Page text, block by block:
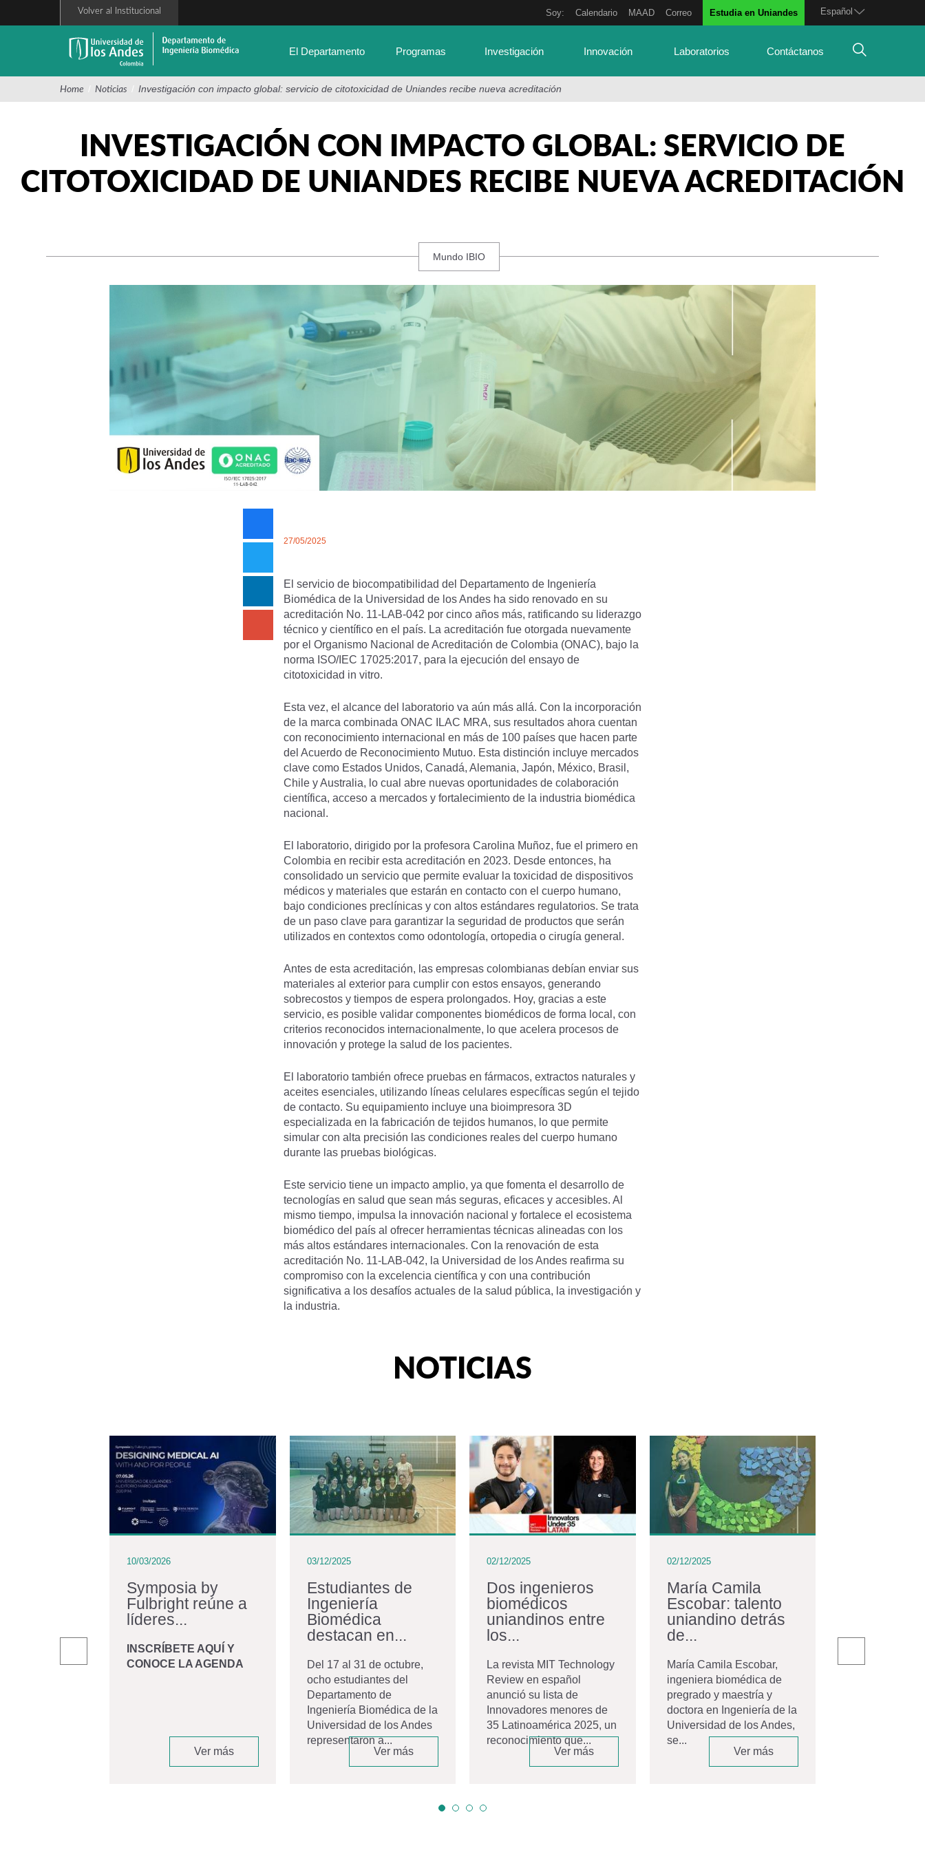
Español
Soy: Calendario MAAD Correo Estudia en Uniandes
Volver al Institucional
El Departamento Programas Investigación Innovación Laboratorios Contáctanos
Home / Noticias / Investigación con impacto global: servicio de citotoxicidad de Uniandes recibe nueva acreditación
INVESTIGACIÓN CON IMPACTO GLOBAL: SERVICIO DE
CITOTOXICIDAD DE UNIANDES RECIBE NUEVA ACREDITACIÓN
Mundo IBIO
27/05/2025
El servicio de biocompatibilidad del Departamento de Ingeniería
Biomédica de la Universidad de los Andes ha sido renovado en su
acreditación No. 11-LAB-042 por cinco años más, ratificando su liderazgo
técnico y científico en el país. La acreditación fue otorgada nuevamente
por el Organismo Nacional de Acreditación de Colombia (ONAC), bajo la
norma ISO/IEC 17025:2017, para la ejecución del ensayo de
citotoxicidad in vitro.
Esta vez, el alcance del laboratorio va aún más allá. Con la incorporación
de la marca combinada ONAC ILAC MRA, sus resultados ahora cuentan
con reconocimiento internacional en más de 100 países que hacen parte
del Acuerdo de Reconocimiento Mutuo. Esta distinción incluye mercados
clave como Estados Unidos, Canadá, Alemania, Japón, México, Brasil,
Chile y Australia, lo cual abre nuevas oportunidades de colaboración
científica, acceso a mercados y fortalecimiento de la industria biomédica
nacional.
El laboratorio, dirigido por la profesora Carolina Muñoz, fue el primero en
Colombia en recibir esta acreditación en 2023. Desde entonces, ha
consolidado un servicio que permite evaluar la toxicidad de dispositivos
médicos y materiales que estarán en contacto con el cuerpo humano,
bajo condiciones preclínicas y con altos estándares regulatorios. Se trata
de un paso clave para garantizar la seguridad de productos que serán
utilizados en contextos como odontología, ortopedia o cirugía general.
Antes de esta acreditación, las empresas colombianas debían enviar sus
materiales al exterior para cumplir con estos ensayos, generando
sobrecostos y tiempos de espera prolongados. Hoy, gracias a este
servicio, es posible validar componentes biomédicos de forma local, con
criterios reconocidos internacionalmente, lo que acelera procesos de
innovación y protege la salud de los pacientes.
El laboratorio también ofrece pruebas en fármacos, extractos naturales y
aceites esenciales, utilizando líneas celulares específicas según el tejido
de contacto. Su equipamiento incluye una bioimpresora 3D
especializada en la fabricación de tejidos humanos, lo que permite
simular con alta precisión las condiciones reales del cuerpo humano
durante las pruebas biológicas.
Este servicio tiene un impacto amplio, ya que fomenta el desarrollo de
tecnologías en salud que sean más seguras, eficaces y accesibles. Al
mismo tiempo, impulsa la innovación nacional y fortalece el ecosistema
biomédico del país al ofrecer herramientas técnicas alineadas con los
más altos estándares internacionales. Con la renovación de esta
acreditación No. 11-LAB-042, la Universidad de los Andes reafirma su
compromiso con la excelencia científica y con una contribución
significativa a los desafíos actuales de la salud pública, la investigación y
la industria.
NOTICIAS
Giraldo
10/03/2026
Symposia by
Fulbright reúne a
líderes...
INSCRÍBETE AQUÍ Y
CONOCE LA AGENDA
Ver más
03/12/2025
Estudiantes de
Ingeniería
Biomédica
destacan en...
Del 17 al 31 de octubre,
ocho estudiantes del
Departamento de
Ingeniería Biomédica de la
Universidad de los Andes
representaron a...
Ver más
02/12/2025
Dos ingenieros
biomédicos
uniandinos entre
los...
La revista MIT Technology
Review en español
anunció su lista de
Innovadores menores de
35 Latinoamérica 2025, un
reconocimiento que...
Ver más
02/12/2025
María Camila
Escobar: talento
uniandino detrás
de...
María Camila Escobar,
ingeniera biomédica de
pregrado y maestría y
doctora en Ingeniería de la
Universidad de los Andes,
se...
Ver más
la Universidad